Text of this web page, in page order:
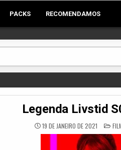
PACKS RECOMENDAMOS
Legenda Livstid
19 DE JANEIRO DE 2021
IN